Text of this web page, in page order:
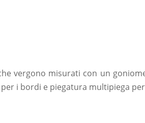
vergono misurati con un
i bordi e piegatura multipiega